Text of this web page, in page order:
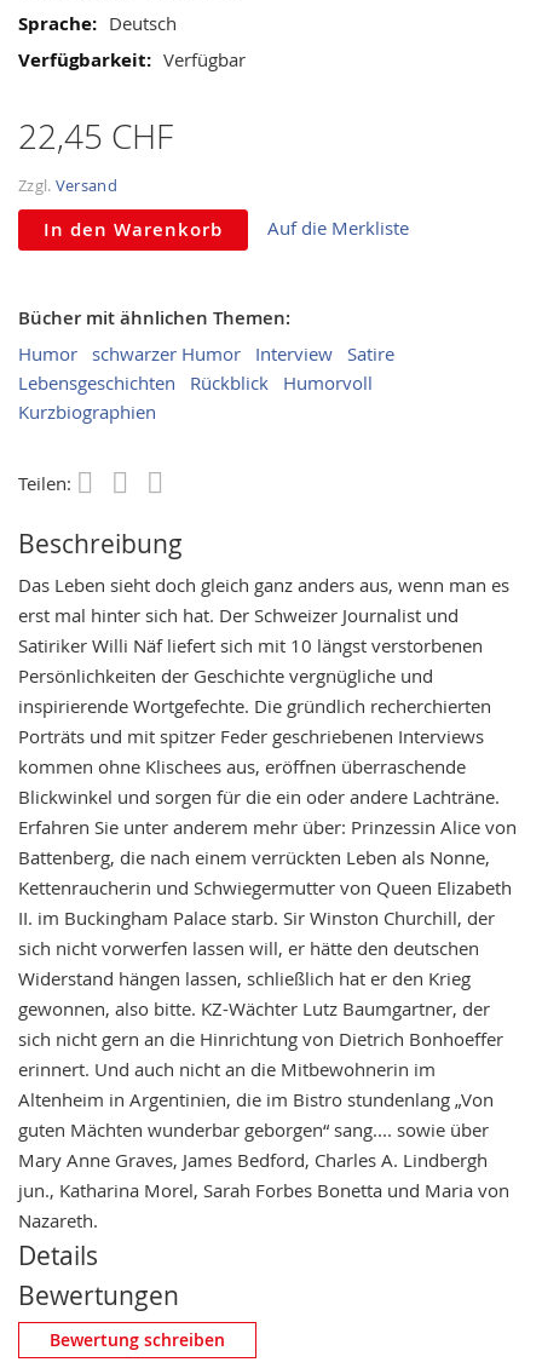
Deutsch
Verfügbar
22,45 CHF
Zzgl. Versand
In den Warenkorb Auf die Merkliste
Bücher mit ähnlichen Themen:
Humor schwarzer Humor Interview
Satire
Lebensgeschichten
Rückblick
Humorvoll
Kurzbiographien
Teilen:
Beschreibung
Das Leben sieht doch gleich ganz anders aus, wenn man es
erst mal hinter sich hat. Der Schweizer Journalist und
Satiriker Willi Näf liefert sich mit 10 längst verstorbenen
Persönlichkeiten der Geschichte vergnügliche und
inspirierende Wortgefechte. Die gründlich recherchierten
Porträts und mit spitzer Feder geschriebenen Interviews
kommen ohne Klischees aus, eröffnen überraschende
Blickwinkel und sorgen für die ein oder andere Lachträne.
Erfahren Sie unter anderem mehr über: Prinzessin Alice von
Battenberg, die nach einem verrückten Leben als Nonne,
Kettenraucherin und Schwiegermutter von Queen Elizabeth
II. im Buckingham Palace starb. Sir Winston Churchill, der
sich nicht vorwerfen lassen will, er hätte den deutschen
Widerstand hängen lassen, schließlich hat er den Krieg
gewonnen, also bitte. KZ-Wächter Lutz Baumgartner, der
sich nicht gern an die Hinrichtung von Dietrich Bonhoeffer
erinnert. Und auch nicht an die Mitbewohnerin im
Altenheim in Argentinien, die im Bistro stundenlang „Von
guten Mächten wunderbar geborgen“ sang.... sowie über
Mary Anne Graves, James Bedford, Charles A. Lindbergh
jun., Katharina Morel, Sarah Forbes Bonetta und Maria von
Nazareth.
Details
Bewertungen
Eigene Bewertung schreiben
Bewertung schreiben